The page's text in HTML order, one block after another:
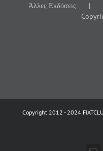
Άλλες Εκδόσεις
Copyright 2012 - 2024